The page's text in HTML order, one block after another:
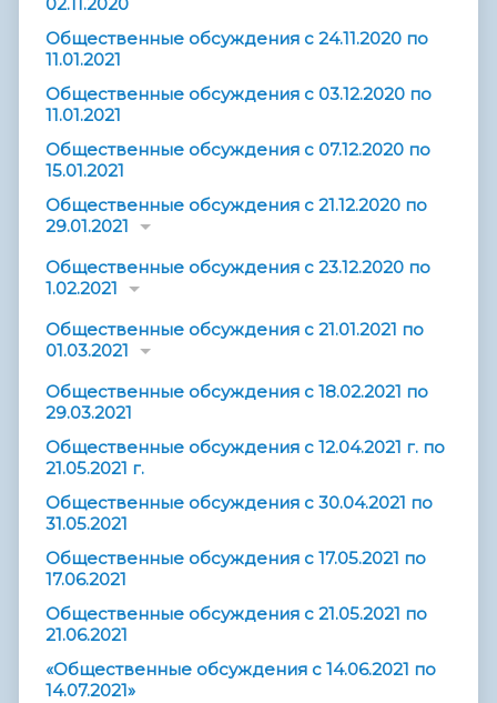
Общественные обсуждения с 24.11.2020 по
11.01.2021
Общественные обсуждения с 03.12.2020 по
11.01.2021
Общественные обсуждения с 07.12.2020 по
15.01.2021
Общественные обсуждения с 21.12.2020 по
29.01.2021
Общественные обсуждения с 23.12.2020 по
1.02.2021
Общественные обсуждения с 21.01.2021 по
01.03.2021
Общественные обсуждения с 18.02.2021 по
29.03.2021
Общественные обсуждения с 12.04.2021 г. по
21.05.2021 г.
Общественные обсуждения с 30.04.2021 по
31.05.2021
Общественные обсуждения с 17.05.2021 по
17.06.2021
Общественные обсуждения с 21.05.2021 по
21.06.2021
«Общественные обсуждения с 14.06.2021 по
14.07.2021»